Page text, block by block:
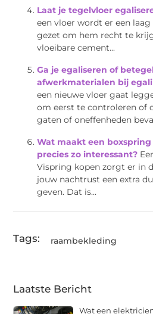
Laat je tegelvloer
een vloer wordt er een
gezet om hem recht te
vloeibare cement...
Ga je egaliseren of
afwerkmaterialen bij
een nieuwe vloer gaat
om eerst te controleren of
gaten of oneffenheden
Wat maakt een
precies zo interessant?
Vispring kopen zorgt er in
jouw nachtrust een extra
geven. Dat is...
Tags: raambekleding
Laatste Bericht
Wat een